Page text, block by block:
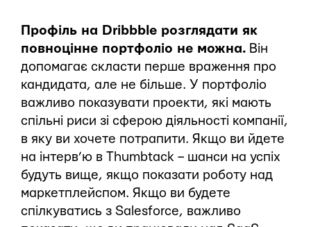
Профіль на Dribbble розглядати як
повноцінне портфоліо не можна. Він
допомагає скласти перше враження про
кандидата, але не більше. У портфоліо
важливо показувати проекти, які мають
спільні риси зі сферою діяльності компанії,
в яку ви хочете потрапити. Якщо ви йдете
на інтерв’ю в Thumbtack – шанси на успіх
будуть вище, якщо показати роботу над
маркетплейспом. Якщо ви будете
спілкуватись з Salesforce, важливо